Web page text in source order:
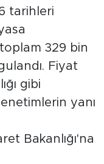
tarihleri
329 bin
Fiyat
gibi
yanı
Bakanlığı'na